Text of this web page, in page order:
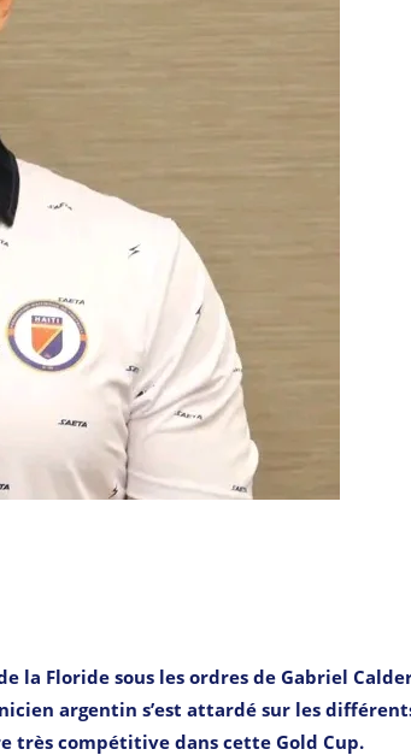
la Floride sous les ordres de Gabriel
argentin s’est attardé sur les
très compétitive dans cette Gold Cup.